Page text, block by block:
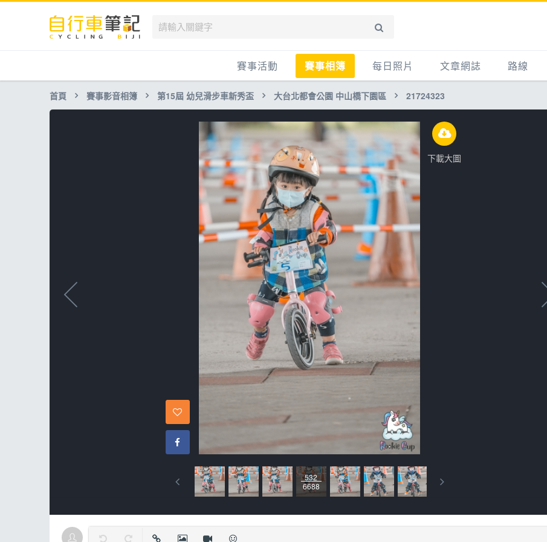
賽事活動
國內
國外
兒童滑步車
跟著筆記騎車去
賽事相簿
賽事影音相簿
自行車好影片
每日照片 文章網誌
網誌
知識
新聞
產品
路線
首頁 賽事影音相簿 第15屆 幼兒滑步車新秀盃 大台北都會公園 中山橋下園區 21724323
下載大圖
532
6688